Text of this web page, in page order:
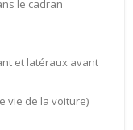
le cadran
et latéraux avant
vie de la voiture)